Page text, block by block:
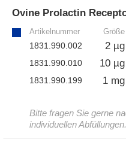
– Kostenlose Muster
Diaclone
– Alle Diaclone
Ovine Prolactin
Artikelnummer Größe
1831.990.002 2 µg
1831.990.010 10 µg
1831.990.199 1 mg
Bitte fragen Sie gerne
individuellen Abfüllungen.